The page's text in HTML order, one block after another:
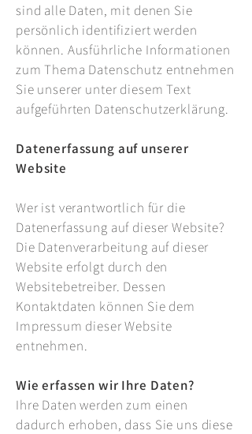
sind alle Daten, mit denen Sie
persönlich identifiziert werden
können. Ausführliche Informationen
zum Thema Datenschutz entnehmen
Sie unserer unter diesem Text
aufgeführten Datenschutzerklärung.
Datenerfassung auf unserer
Website
Wer ist verantwortlich für die
Datenerfassung auf dieser Website?
Die Datenverarbeitung auf dieser
Website erfolgt durch den
Websitebetreiber. Dessen
Kontaktdaten können Sie dem
Impressum dieser Website
entnehmen.
Wie erfassen wir Ihre Daten?
Ihre Daten werden zum einen
dadurch erhoben, dass Sie uns diese